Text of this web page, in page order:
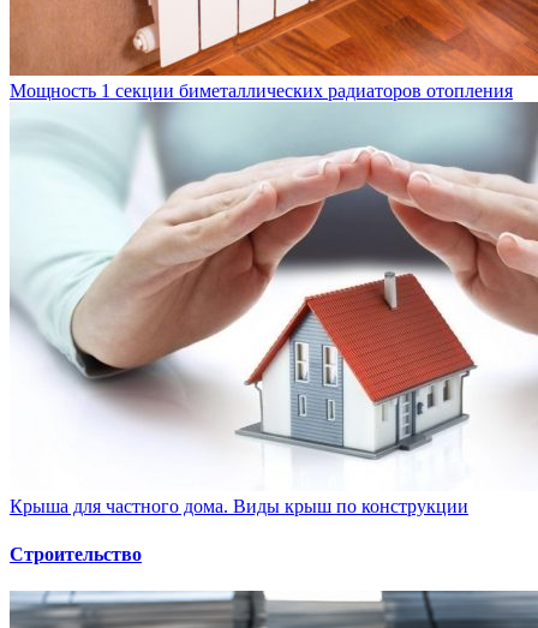
Мощность 1 секции биметаллических радиаторов отопления
Крыша для частного дома. Виды крыш по конструкции
Строительство